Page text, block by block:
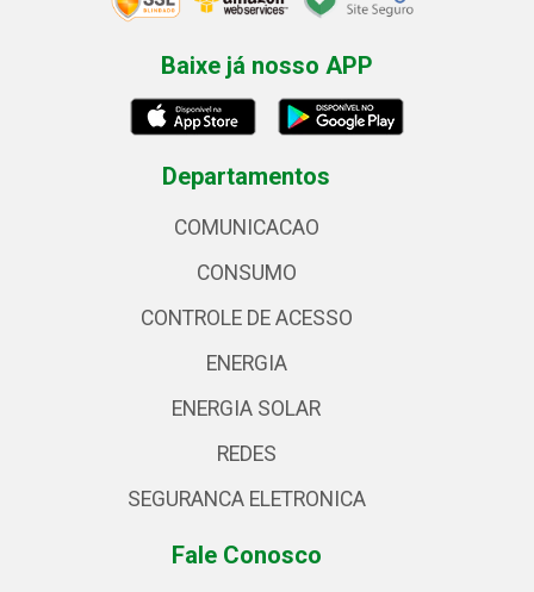
Baixe já nosso APP
Departamentos
COMUNICACAO
CONSUMO
CONTROLE DE ACESSO
ENERGIA
ENERGIA SOLAR
REDES
SEGURANCA ELETRONICA
Fale Conosco